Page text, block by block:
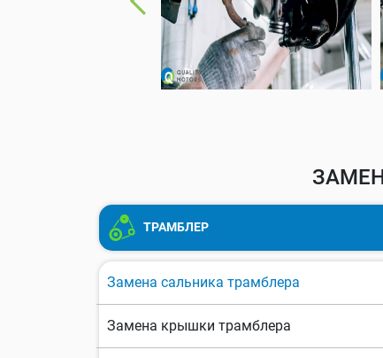
ТРАМБЛЕР
Замена сальника трамблера
Замена крышки трамблера